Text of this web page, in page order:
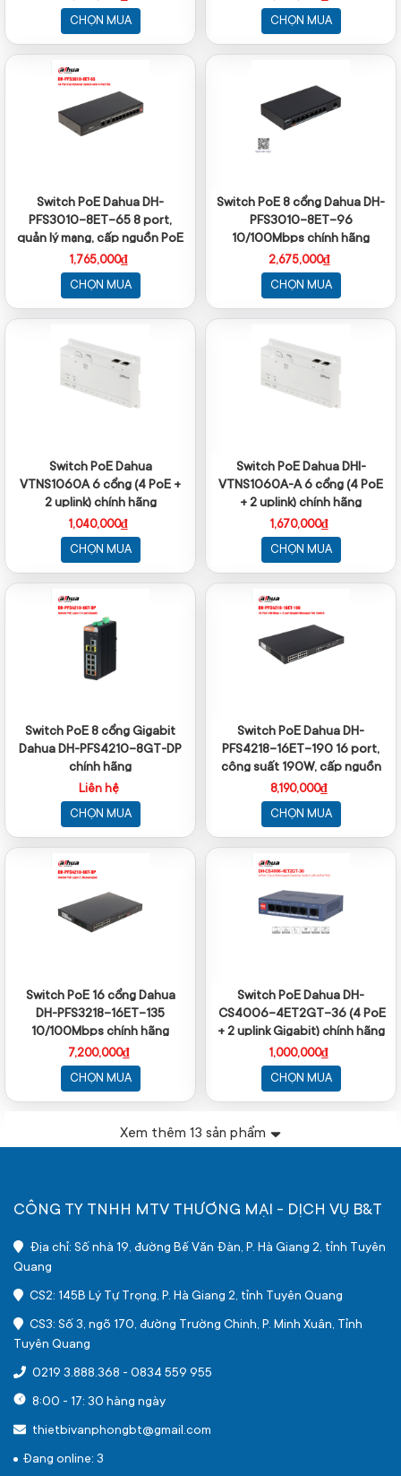
CHỌN MUA
CHỌN MUA
Switch PoE Dahua DH-
PFS3010-8ET-65 8 port,
quản lý mạng, cấp nguồn PoE
1,765,000₫
CHỌN MUA
Switch PoE 8 cổng Dahua DH-
PFS3010-8ET-96
10/100Mbps chính hãng
2,675,000₫
CHỌN MUA
Switch PoE Dahua
VTNS1060A 6 cổng (4 PoE +
2 uplink) chính hãng
1,040,000₫
CHỌN MUA
Switch PoE Dahua DHI-
VTNS1060A-A 6 cổng (4 PoE
+ 2 uplink) chính hãng
1,670,000₫
CHỌN MUA
Switch PoE 8 cổng Gigabit
Dahua DH-PFS4210-8GT-DP
chính hãng
Liên hệ
CHỌN MUA
Switch PoE Dahua DH-
PFS4218-16ET-190 16 port,
công suất 190W, cấp nguồn
camera IP
8,190,000₫
CHỌN MUA
Switch PoE 16 cổng Dahua
DH-PFS3218-16ET-135
10/100Mbps chính hãng
7,200,000₫
CHỌN MUA
Switch PoE Dahua DH-
CS4006-4ET2GT-36 (4 PoE
+ 2 uplink Gigabit) chính hãng
1,000,000₫
CHỌN MUA
Xem thêm13 sản phẩm
CÔNG TY TNHH MTV THƯƠNG MẠI - DỊCH VỤ B&T
Địa chỉ: Số nhà 19, đường Bế Văn Đàn, P. Hà Giang 2, tỉnh Tuyên
Quang
CS2: 145B Lý Tự Trọng, P. Hà Giang 2, tỉnh Tuyên Quang
CS3: Số 3, ngõ 170, đường Trường Chinh, P. Minh Xuân, Tỉnh
Tuyên Quang
0219 3.888.368 - 0834 559 955
8:00 - 17: 30 hàng ngày
thietbivanphongbt@gmail.com
Đang online: 3